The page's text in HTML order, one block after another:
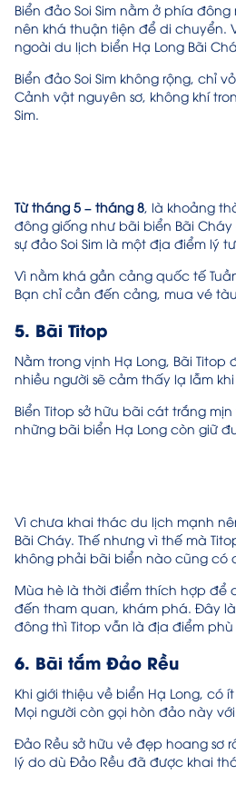
Biển đảo Soi Sim nằm ở phía
nên khá thuận tiện để di chuyển.
ngoài du lịch biển Hạ Long Bãi
Biển đảo Soi Sim không rộng, chỉ
Cảnh vật nguyên sơ, không khí
Sim.
Từ tháng 5 – tháng 8, là khoảng
đông giống như bãi biển Bãi
sự đảo Soi Sim là một địa điểm lý
Vì nằm khá gần cảng quốc tế
Bạn chỉ cần đến cảng, mua vé
5. Bãi Titop
Nằm trong vịnh Hạ Long, Bãi
nhiều người sẽ cảm thấy lạ lẫm
Biển Titop sở hữu bãi cát trắng
những bãi biển Hạ Long còn giữ
Vì chưa khai thác du lịch mạnh
Bãi Cháy. Thế nhưng vì thế mà
không phải bãi biển nào cũng có
Mùa hè là thời điểm thích hợp để
đến tham quan, khám phá. Đây
đông thì Titop vẫn là địa điểm
6. Bãi tắm Đảo Rều
Khi giới thiệu về biển Hạ Long,
Mọi người còn gọi hòn đảo này
Đảo Rều sở hữu vẻ đẹp hoang sơ
lý do dù Đảo Rều đã được khai